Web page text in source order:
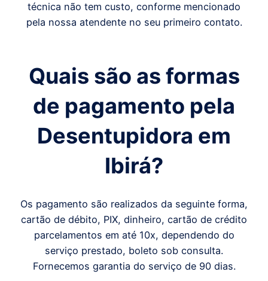
técnica não tem custo, conforme mencionado
pela nossa atendente no seu primeiro contato.
Quais são as formas
de pagamento pela
Desentupidora em
Ibirá?
Os pagamento são realizados da seguinte forma,
cartão de débito, PIX, dinheiro, cartão de crédito
parcelamentos em até 10x, dependendo do
serviço prestado, boleto sob consulta.
Fornecemos garantia do serviço de 90 dias.